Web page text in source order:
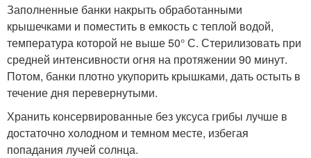
Заполненные банки накрыть обработанными
крышечками и поместить в емкость с теплой водой,
температура которой не выше 50° С. Стерилизовать при
средней интенсивности огня на протяжении 90 минут.
Потом, банки плотно укупорить крышками, дать остыть в
течение дня перевернутыми.
Хранить консервированные без уксуса грибы лучше в
достаточно холодном и темном месте, избегая
попадания лучей солнца.